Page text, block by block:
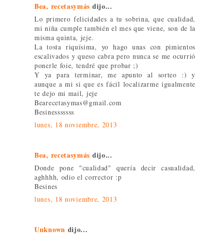
Bea, recetasymás dijo...
Lo primero felicidades a tu sobrina, que cualidad,
mi niña cumple también el mes que viene, son de la
misma quinta, jeje.
La tosta riquísima, yo hago unas con pimientos
escalivados y queso cabra pero nunca se me ocurrió
ponerle foie, tendré que probar ;)
Y ya para terminar, me apunto al sorteo :) y
aunque a mi si que es fácil localizarme igualmente
te dejo mi mail, jeje
Bearecetasymas@gmail.com
Besinesssssss
lunes, 18 noviembre, 2013
Bea, recetasymás dijo...
Donde pone "cualidad" quería decir casualidad,
aghhhh, odio el corrector :p
Besines
lunes, 18 noviembre, 2013
Unknown dijo...